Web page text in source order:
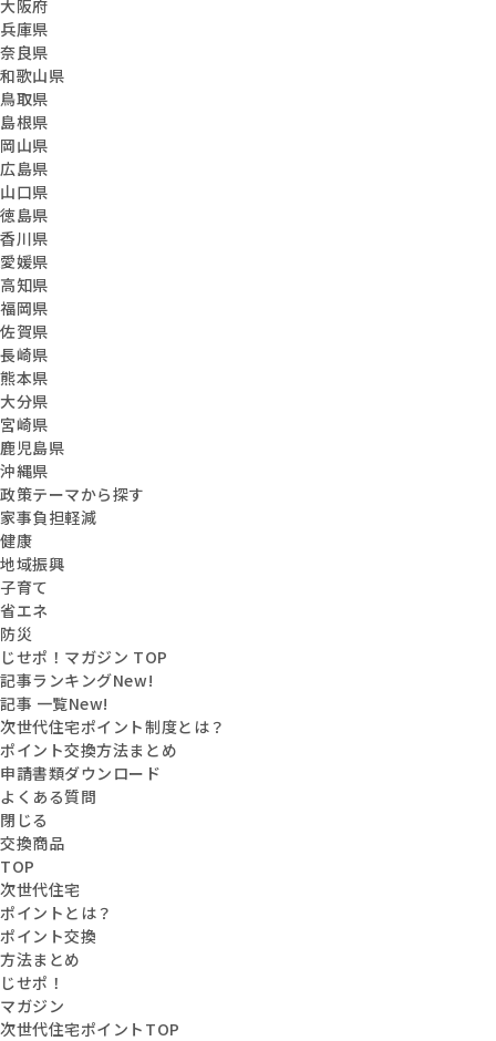
大阪府
兵庫県
奈良県
和歌山県
鳥取県
島根県
岡山県
広島県
山口県
徳島県
香川県
愛媛県
高知県
福岡県
佐賀県
長崎県
熊本県
大分県
宮崎県
鹿児島県
沖縄県
政策テーマから探す
家事負担軽減
健康
地域振興
子育て
省エネ
防災
じせポ！マガジン TOP
記事ランキングNew!
記事 一覧New!
次世代住宅ポイント制度とは？
ポイント交換方法まとめ
申請書類ダウンロード
よくある質問
閉じる
交換商品
TOP
次世代住宅
ポイントとは？
ポイント交換
方法まとめ
じせポ！
マガジン
次世代住宅ポイントTOP